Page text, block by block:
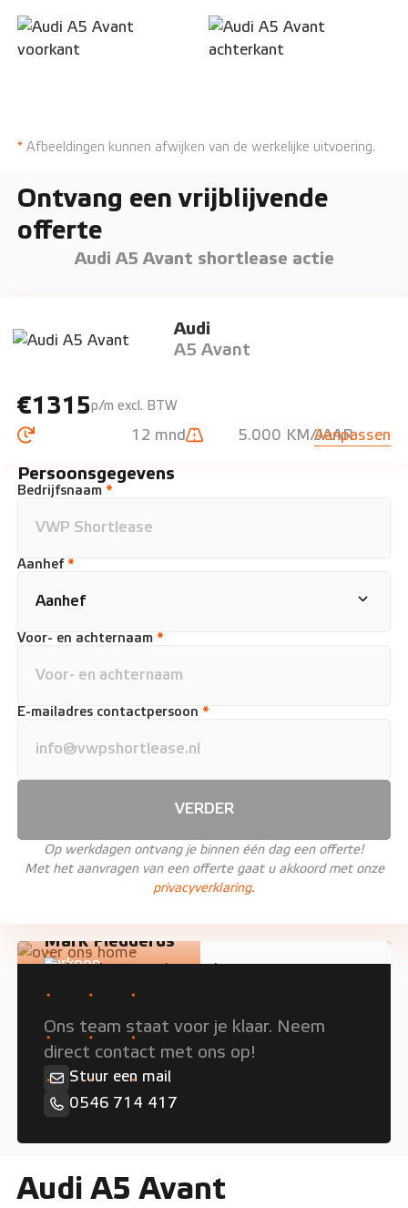
* Afbeeldingen kunnen afwijken van de werkelijke uitvoering.
Ontvang een vrijblijvende
offerte
Audi A5 Avant shortlease actie
Audi
A5 Avant
€1315p/m excl. BTW
12 mnd 5.000 KM/JAARAanpassen
Persoonsgegevens
Bedrijfsnaam *
Aanhef *
Voor- en achternaam *
E-mailadres contactpersoon *
VERDER
Op werkdagen ontvang je binnen één dag een offerte!
Met het aanvragen van een offerte gaat u akkoord met onze
privacyverklaring.
Mark Fledderus
Verkoop
Persoonlijk advies nodig?
Ons team staat voor je klaar. Neem
direct contact met ons op!
Stuur een mail
0546 714 417
Audi A5 Avant